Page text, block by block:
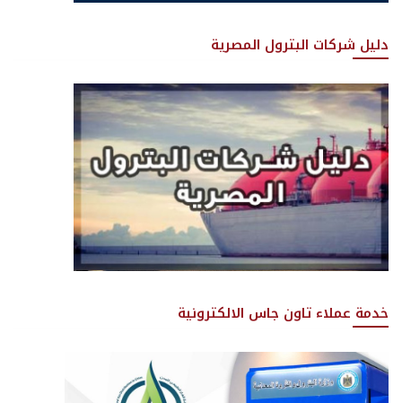
دليل شركات البترول المصرية
خدمة عملاء تاون جاس الالكترونية